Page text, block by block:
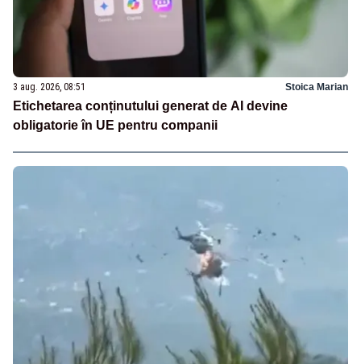
3 aug. 2026, 08:51 Stoica Marian
Etichetarea conținutului generat de AI devine
obligatorie în UE pentru companii